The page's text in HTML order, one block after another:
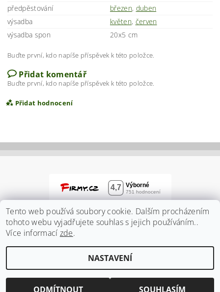
předpěstování
březen, duben
výsadba
květen, červen
výsadba spon
20x5 cm
Buďte první, kdo napíše příspěvek k této položce.
Přidat komentář
Buďte první, kdo napíše příspěvek k této položce.
Přidat hodnocení
Vložením hodnocení souhlasíte spodmínkami
ochrany osobních údajů
2026 ©Zahradnidum.cz, všechna práva vyhrazena
Tento web používá soubory cookie. Dalším procházením
tohoto webu vyjadřujete souhlas s jejich používáním..
Více informací zde.
NASTAVENÍ
ODMÍTNOUT SOUHLASÍM